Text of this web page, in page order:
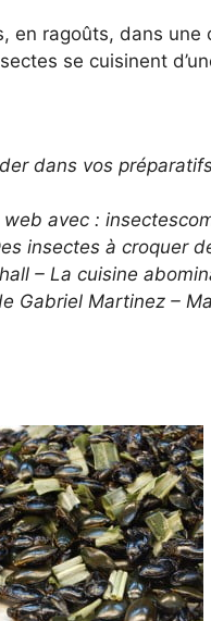
en ragoûts, dans une
se cuisinent
dans vos
avec :
insectes à croquer
– La cuisine
Gabriel Martinez –